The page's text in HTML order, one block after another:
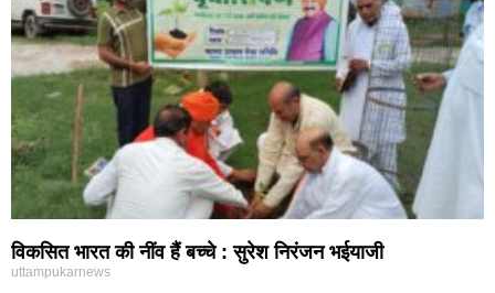
विकसित भारत की नींव हैं बच्चे : सुरेश निरंजन भईयाजी
uttampukarnews